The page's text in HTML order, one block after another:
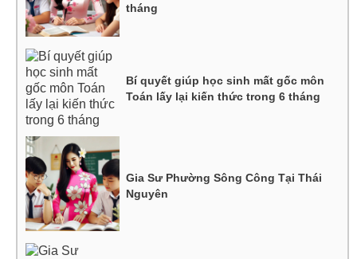
tháng
Bí quyết giúp học sinh mất gốc môn
Toán lấy lại kiến thức trong 6 tháng
Gia Sư Phường Sông Công Tại Thái
Nguyên